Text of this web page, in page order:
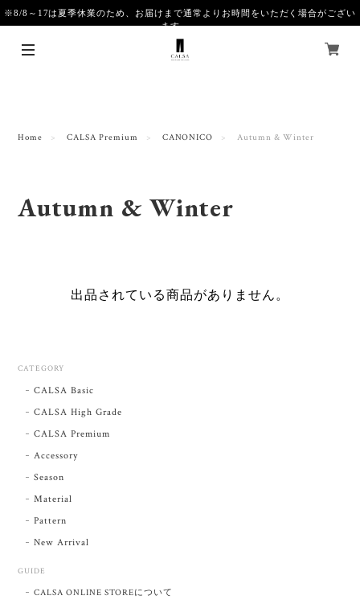
※8/8～17は夏季休業のため、お届けまで通常よりお時間をいただく場合がござい
ます。
Home CALSA Premium CANONICO Autumn & Winter
Autumn & Winter
出品されている商品がありません。
CATEGORY
CALSA Basic
CALSA High Grade
CALSA Premium
Accessory
Season
Material
Pattern
New Arrival
GUIDE
CALSA ONLINE STOREについて